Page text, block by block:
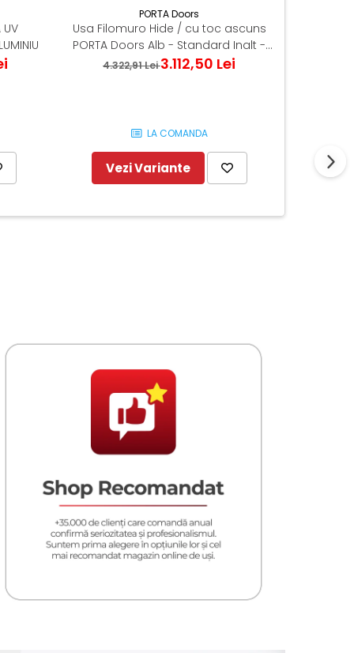
UV
PORTA Doors
Usa Filomuro Hide / cu toc ascuns
PORTA Doors Alb - Standard Inalt -
Miez PAL Tubular
4.322,91 Lei3.112,50 Lei
LA COMANDA
Vezi Variante